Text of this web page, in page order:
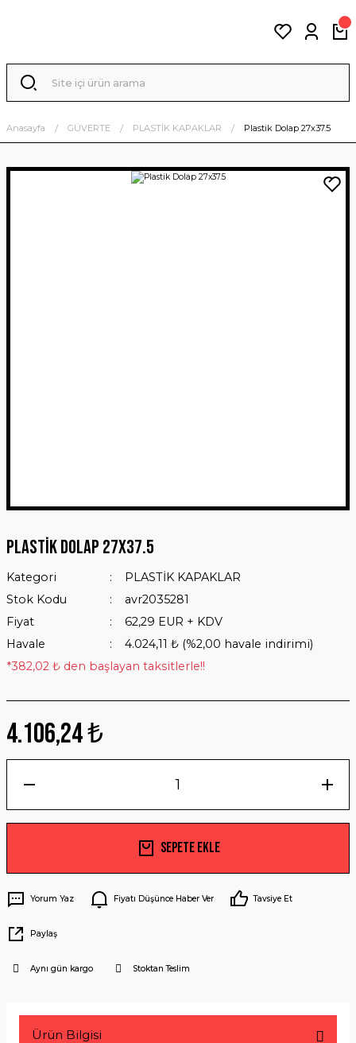
Anasayfa GÜVERTE PLASTİK KAPAKLAR Plastik Dolap 27x37.5
Plastik Dolap 27x37.5
Kategori
PLASTİK KAPAKLAR
Stok Kodu
avr2035281
Fiyat
62,29 EUR + KDV
Havale
4.024,11 ₺ (%2,00 havale indirimi)
*382,02 ₺ den başlayan taksitlerle!!
4.106,24 ₺
Sepete Ekle
Yorum Yaz Fiyatı Düşünce Haber Ver Tavsiye Et
Paylaş
Aynı gün kargo Stoktan Teslim
Ürün Bilgisi